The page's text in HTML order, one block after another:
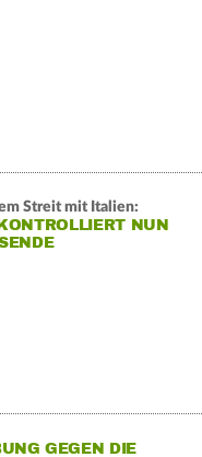
Streit mit Italien:
NUN
GEGEN DIE